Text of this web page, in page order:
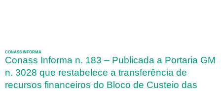
CONASS INFORMA
Conass Informa n. 183 – Publicada a Portaria GM
n. 3028 que restabelece a transferência de
recursos financeiros do Bloco de Custeio das